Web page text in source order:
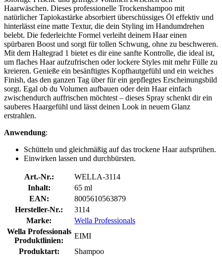
Haarwäschen. Dieses professionelle Trockenshampoo mit
natürlicher Tapiokastärke absorbiert überschüssiges Öl effektiv und
hinterlässt eine matte Textur, die dein Styling im Handumdrehen
belebt. Die federleichte Formel verleiht deinem Haar einen
spürbaren Boost und sorgt für tollen Schwung, ohne zu beschweren.
Mit dem Haltegrad 1 bietet es dir eine sanfte Kontrolle, die ideal ist,
um flaches Haar aufzufrischen oder lockere Styles mit mehr Fülle zu
kreieren. Genieße ein besänftigtes Kopfhautgefühl und ein weiches
Finish, das den ganzen Tag über für ein gepflegtes Erscheinungsbild
sorgt. Egal ob du Volumen aufbauen oder dein Haar einfach
zwischendurch auffrischen möchtest – dieses Spray schenkt dir ein
sauberes Haargefühl und lässt deinen Look in neuem Glanz
erstrahlen.
Anwendung:
Schütteln und gleichmäßig auf das trockene Haar aufsprühen.
Einwirken lassen und durchbürsten.
Art.-Nr.:
WELLA-3114
Inhalt:
65 ml
EAN:
8005610563879
Hersteller-Nr.:
3114
Marke:
Wella Professionals
Wella Professionals
Produktlinien:
EIMI
Produktart:
Shampoo